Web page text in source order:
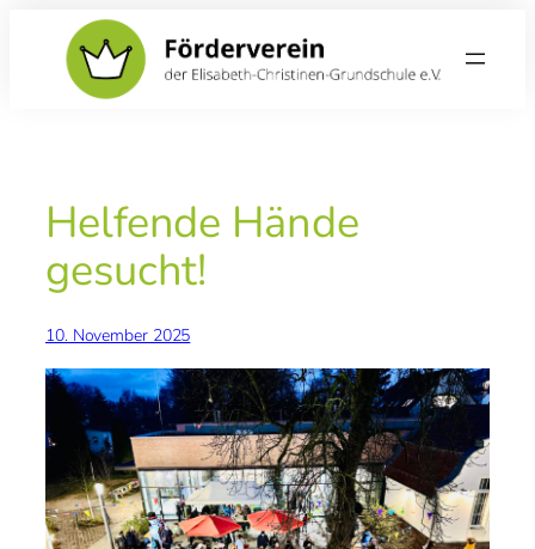
springen
Helfende Hände
gesucht!
10. November 2025